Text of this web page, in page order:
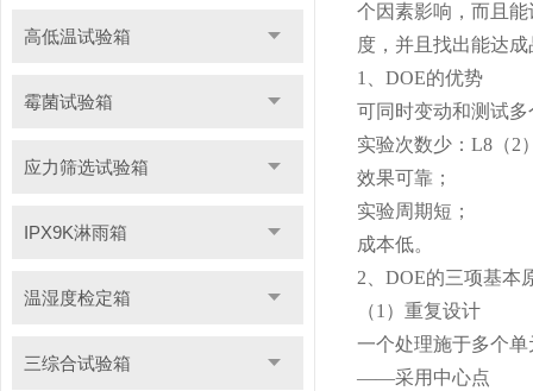
高低温试验箱
霉菌试验箱
应力筛选试验箱
IPX9K淋雨箱
温湿度检定箱
三综合试验箱
个因素影响，而且
度，并且找出能达
1、DOE的优势
可同时变动和测试
实验次数少：L8（2
效果可靠；
实验周期短；
成本低。
2、DOE的三项基本
（1）重复设计
一个处理施于多个
——采用中心点